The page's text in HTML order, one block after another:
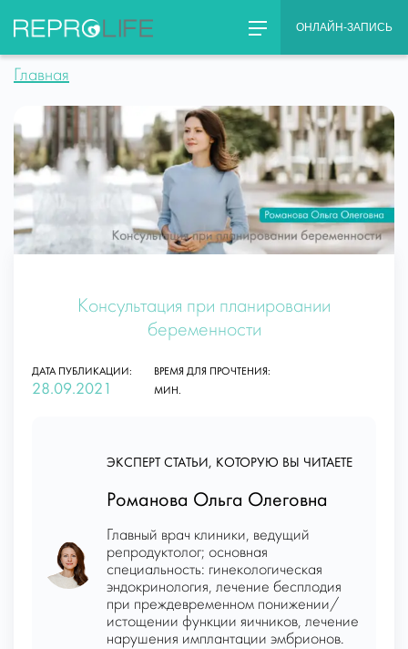
content
ОНЛАЙН-ЗАПИСЬ
Главная
Консультация при планировании
беременности
ДАТА ПУБЛИКАЦИИ:
28.09.2021
ВРЕМЯ ДЛЯ ПРОЧТЕНИЯ:
МИН.
ЭКСПЕРТ СТАТЬИ, КОТОРУЮ ВЫ ЧИТАЕТЕ
Романова Ольга Олеговна
Главный врач клиники, ведущий
репродуктолог; основная
специальность: гинекологическая
эндокринология, лечение бесплодия
при преждевременном понижении/
истощении функции яичников, лечение
нарушения имплантации эмбрионов.